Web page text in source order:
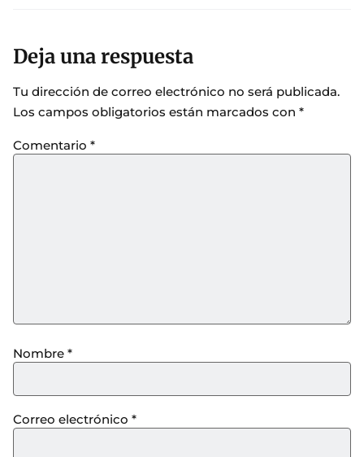
Deja una respuesta
Tu dirección de correo electrónico no será publicada.
Los campos obligatorios están marcados con *
Comentario *
Nombre *
Correo electrónico *